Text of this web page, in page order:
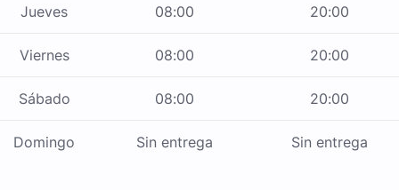
Jueves 08:00 20:00
Viernes 08:00 20:00
Sábado 08:00 20:00
Domingo Sin entrega Sin entrega